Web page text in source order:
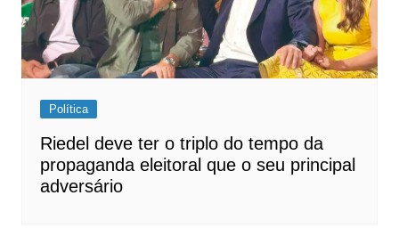
Política
Riedel deve ter o triplo do tempo da
propaganda eleitoral que o seu principal
adversário